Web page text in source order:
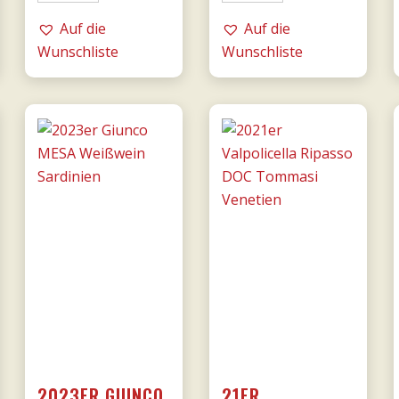
e
una
notte
DOC
-
Donnafugata
Menge
Auf die
Wunschliste
dalla
Valpolicella
DOCG
0,75l
Tommasi
Menge
Auf die
Wunschliste